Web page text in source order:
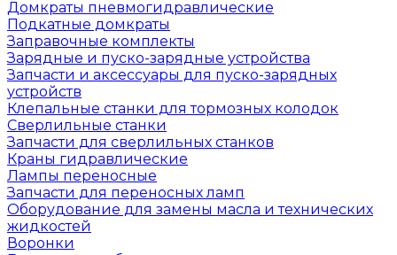
Домкраты пневмогидравлические
Подкатные домкраты
Заправочные комплекты
Зарядные и пуско-зарядные устройства
Запчасти и аксессуары для пуско-зарядных
устройств
Клепальные станки для тормозных колодок
Сверлильные станки
Запчасти для сверлильных станков
Краны гидравлические
Лампы переносные
Запчасти для переносных ламп
Оборудование для замены масла и технических
жидкостей
Воронки